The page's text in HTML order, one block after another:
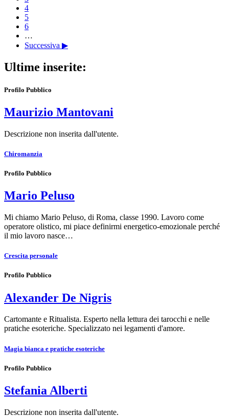
4
5
6
…
Successiva ▶
Ultime inserite:
Profilo Pubblico
Maurizio Mantovani
Descrizione non inserita dall'utente.
Chiromanzia
Profilo Pubblico
Mario Peluso
Mi chiamo Mario Peluso, di Roma, classe 1990. Lavoro come
operatore olistico, mi piace definirmi energetico-emozionale perché
il mio lavoro nasce…
Crescita personale
Profilo Pubblico
Alexander De Nigris
Cartomante e Ritualista. Esperto nella lettura dei tarocchi e nelle
pratiche esoteriche. Specializzato nei legamenti d'amore.
Magia bianca e pratiche esoteriche
Profilo Pubblico
Stefania Alberti
Descrizione non inserita dall'utente.